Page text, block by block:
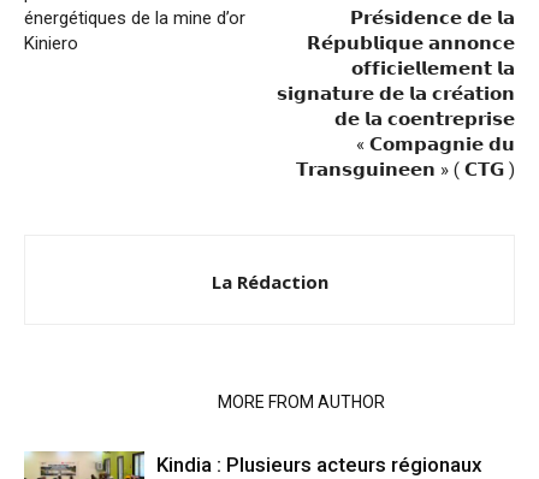
énergétiques de la mine d’or
Kiniero
𝗣𝗿𝗲́𝘀𝗶𝗱𝗲𝗻𝗰𝗲 𝗱𝗲 𝗹𝗮
𝗥𝗲́𝗽𝘂𝗯𝗹𝗶𝗾𝘂𝗲 𝗮𝗻𝗻𝗼𝗻𝗰𝗲
𝗼𝗳𝗳𝗶𝗰𝗶𝗲𝗹𝗹𝗲𝗺𝗲𝗻𝘁 𝗹𝗮
𝘀𝗶𝗴𝗻𝗮𝘁𝘂𝗿𝗲 𝗱𝗲 𝗹𝗮 𝗰𝗿𝗲́𝗮𝘁𝗶𝗼𝗻
𝗱𝗲 𝗹𝗮 𝗰𝗼𝗲𝗻𝘁𝗿𝗲𝗽𝗿𝗶𝘀𝗲
« 𝗖𝗼𝗺𝗽𝗮𝗴𝗻𝗶𝗲 𝗱𝘂
𝗧𝗿𝗮𝗻𝘀𝗴𝘂𝗶𝗻𝗲𝗲𝗻 » ( 𝗖𝗧𝗚 )
La Rédaction
MORE FROM AUTHOR
Kindia : Plusieurs acteurs régionaux